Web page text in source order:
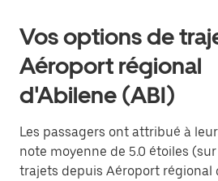
Vos options de
Aéroport régional
d'Abilene (ABI)
Les passagers ont attribué à
note moyenne de 5.0 étoiles
trajets depuis Aéroport régional